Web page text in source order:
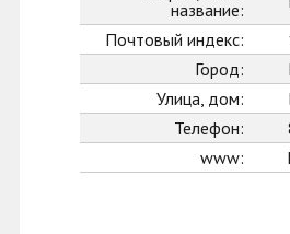
название:
Почтовый индекс:
Город:
Улица, дом:
Телефон:
www: